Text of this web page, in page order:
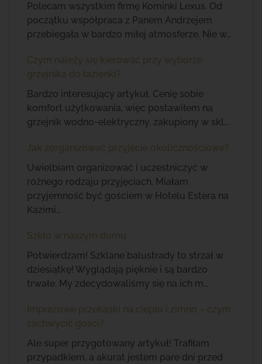
Polecam wszystkim firmę Kominki Lexus. Od
początku współpraca z Panem Andrzejem
przebiegała w bardzo miłej atmosferze. Nie w…
Czym należy się kierować przy wyborze
grzejnika do łazienki?
Bardzo interesujący artykuł. Cenię sobie
komfort użytkowania, więc postawiłem na
grzejnik wodno-elektryczny, zakupiony w skl…
Jak zorganizować przyjęcie okolicznościowe?
Uwielbiam organizować i uczestniczyć w
różnego rodzaju przyjęciach. Miałam
przyjemność być gościem w Hotelu Estera na
Kazimi…
Szkło w naszym domu
Potwierdzam! Szklane balustrady to strzał w
dziesiątkę! Wyglądają pięknie i są bardzo
trwałe. My zdecydowaliśmy się na ich m…
Imprezowe przekąski na ciepło i zimno – czym
zachwycić gości?
Ale super przygotowany artykuł! Trafiłam
przypadkiem, a akurat jestem pare dni przed